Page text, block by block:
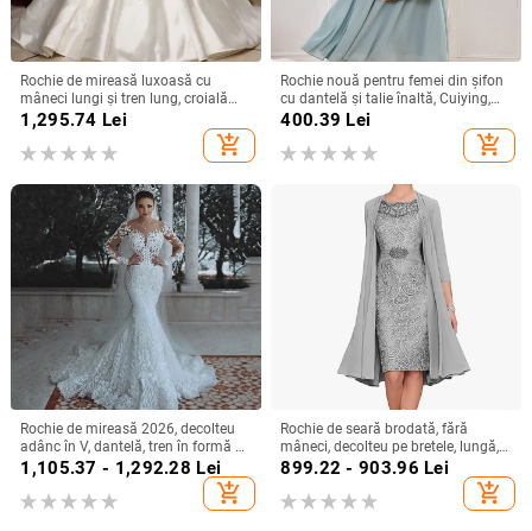
Rochie de mireasă luxoasă cu
mâneci lungi și tren lung, croială
slim, talie înaltă
1,295.74 Lei
add_shopping_cart
Rochie nouă pentru femei din șifon
cu dantelă și talie înaltă, Cuiying,
Cuiying, rochie lungă elegantă cu
400.39 Lei
add_shopping_cart
Rochie de mireasă 2026, decolteu
adânc în V, dantelă, tren în formă de
coadă de pește, stil european-
american
1,105.37 - 1,292.28 Lei
add_shopping_cart
Rochie de seară brodată, fără
mâneci, decolteu pe bretele, lungă,
siluetă la talia medie
899.22 - 903.96 Lei
add_shopping_cart